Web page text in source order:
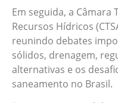
Em seguida, a Câmara
Recursos Hídricos
reunindo debates
sólidos, drenagem,
alternativas e os
saneamento no Brasil.